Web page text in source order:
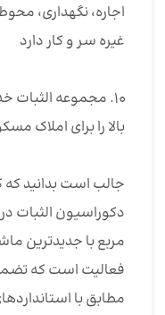
اجاره، نگهداری،
غیره سر و کار دارد
۱۰. مجموعه الثبات
بالا را برای املاک
جالب است بدانید
فعالیت است که
مطابق با